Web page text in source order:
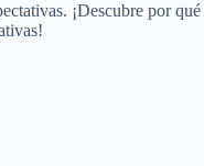
¡Descubre por